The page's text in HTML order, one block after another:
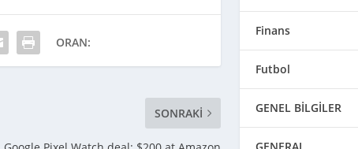
ORAN:
SONRAKI
Finans
Futbol
GENEL BİLGİLER